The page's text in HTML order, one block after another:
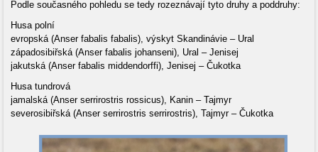
Podle současného pohledu se tedy rozeznávají tyto druhy a poddruhy:
Husa polní
evropská (Anser fabalis fabalis), výskyt Skandinávie – Ural
západosibiřská (Anser fabalis johanseni), Ural – Jenisej
jakutská (Anser fabalis middendorffi), Jenisej – Čukotka
Husa tundrová
jamalská (Anser serrirostris rossicus), Kanin – Tajmyr
severosibiřská (Anser serrirostris serrirostris), Tajmyr – Čukotka